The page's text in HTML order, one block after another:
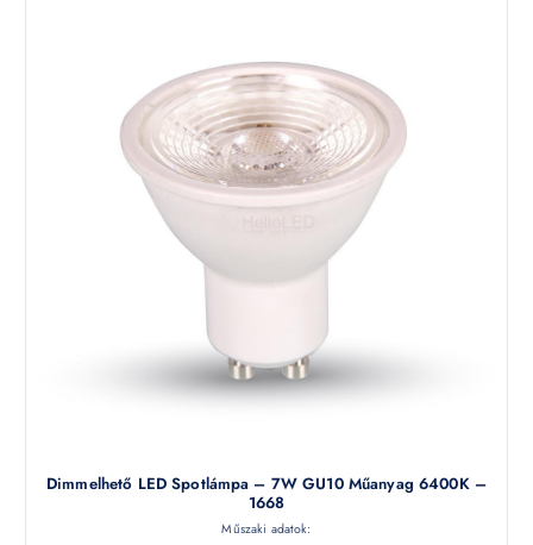
Dimmelhető LED Spotlámpa – 7W GU10 Műanyag 6400K –
1668
Műszaki adatok: